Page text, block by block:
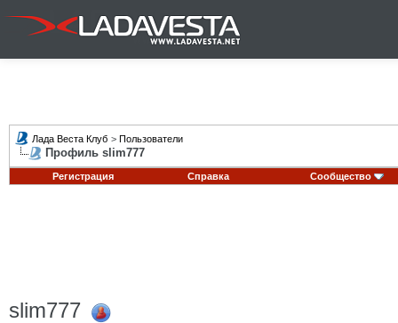
Лада Веста Клуб > Пользователи
Профиль slim777
Регистрация Справка Сообщество
slim777